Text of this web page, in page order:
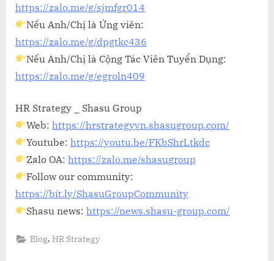
https://zalo.me/g/sjmfgr014
Nếu Anh/Chị là Ứng viên:
https://zalo.me/g/dpgtkc436
Nếu Anh/Chị là Cộng Tác Viên Tuyển Dụng:
https://zalo.me/g/egroln409
HR Strategy _ Shasu Group
Web:https://hrstrategyvn.shasugroup.com/
Youtube:https://youtu.be/FKbShrLtkdc
Zalo OA:https://zalo.me/shasugroup
Follow our community:
https://bit.ly/ShasuGroupCommunity
Shasu news:https://news.shasu-group.com/
Blog,HR Strategy